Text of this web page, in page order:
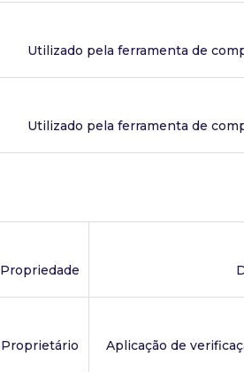
Utilizado pela ferramenta de
Utilizado pela ferramenta de
Propriedade
Proprietário Aplicação de